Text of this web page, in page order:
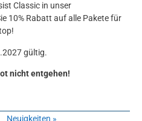
Classic in unser
10% Rabatt auf alle Pakete für
gültig.
nicht entgehen!
Neuigkeiten »